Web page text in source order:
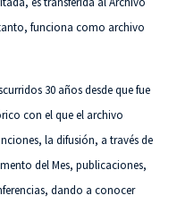
funciona como archivo
30 años desde que fue
con el que el archivo
la difusión, a través de
del Mes, publicaciones,
dando a conocer